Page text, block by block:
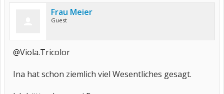
Frau Meier
Guest
@Viola.Tricolor
Ina hat schon ziemlich viel Wesentliches gesagt.